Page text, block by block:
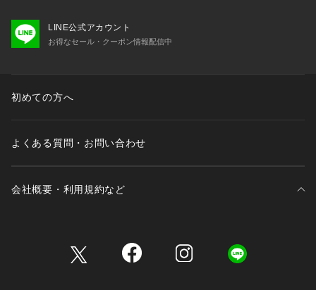
LINE公式アカウント
お得なセール・クーポン情報配信中
初めての方へ
よくある質問・お問い合わせ
会社概要・利用規約など